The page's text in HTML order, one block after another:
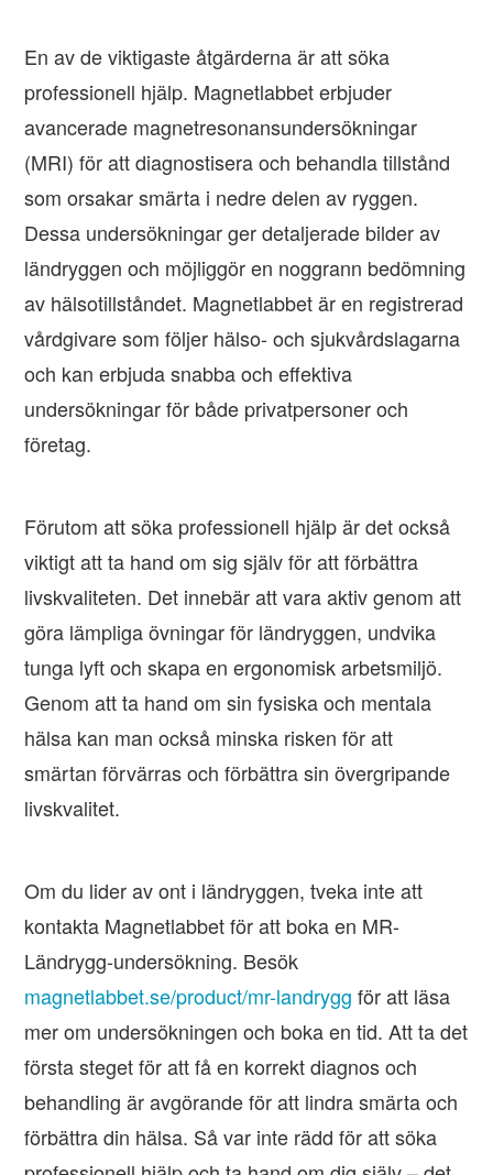
En av de viktigaste åtgärderna är att söka
professionell hjälp. Magnetlabbet erbjuder
avancerade magnetresonansundersökningar
(MRI) för att diagnostisera och behandla tillstånd
som orsakar smärta i nedre delen av ryggen.
Dessa undersökningar ger detaljerade bilder av
ländryggen och möjliggör en noggrann bedömning
av hälsotillståndet. Magnetlabbet är en registrerad
vårdgivare som följer hälso- och sjukvårdslagarna
och kan erbjuda snabba och effektiva
undersökningar för både privatpersoner och
företag.
Förutom att söka professionell hjälp är det också
viktigt att ta hand om sig själv för att förbättra
livskvaliteten. Det innebär att vara aktiv genom att
göra lämpliga övningar för ländryggen, undvika
tunga lyft och skapa en ergonomisk arbetsmiljö.
Genom att ta hand om sin fysiska och mentala
hälsa kan man också minska risken för att
smärtan förvärras och förbättra sin övergripande
livskvalitet.
Om du lider av ont i ländryggen, tveka inte att
kontakta Magnetlabbet för att boka en MR-
Ländrygg-undersökning. Besök
magnetlabbet.se/product/mr-landryggför att läsa
mer om undersökningen och boka en tid. Att ta det
första steget för att få en korrekt diagnos och
behandling är avgörande för att lindra smärta och
förbättra din hälsa. Så var inte rädd för att söka